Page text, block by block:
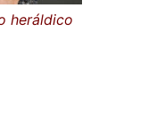
heráldico